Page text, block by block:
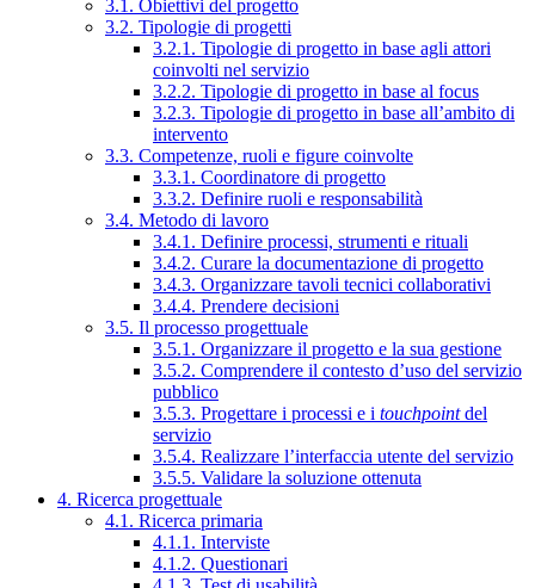
3.1. Obiettivi del progetto
3.2. Tipologie di progetti
3.2.1. Tipologie di progetto in base agli attori
coinvolti nel servizio
3.2.2. Tipologie di progetto in base al focus
3.2.3. Tipologie di progetto in base all’ambito di
intervento
3.3. Competenze, ruoli e figure coinvolte
3.3.1. Coordinatore di progetto
3.3.2. Definire ruoli e responsabilità
3.4. Metodo di lavoro
3.4.1. Definire processi, strumenti e rituali
3.4.2. Curare la documentazione di progetto
3.4.3. Organizzare tavoli tecnici collaborativi
3.4.4. Prendere decisioni
3.5. Il processo progettuale
3.5.1. Organizzare il progetto e la sua gestione
3.5.2. Comprendere il contesto d’uso del servizio
pubblico
3.5.3. Progettare i processi e i touchpointdel
servizio
3.5.4. Realizzare l’interfaccia utente del servizio
3.5.5. Validare la soluzione ottenuta
4. Ricerca progettuale
4.1. Ricerca primaria
4.1.1. Interviste
4.1.2. Questionari